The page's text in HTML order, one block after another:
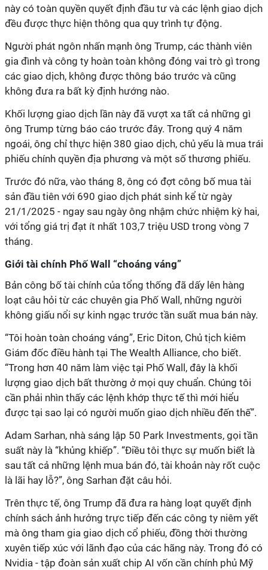
này có toàn quyền quyết định đầu tư và các lệnh giao dịch
đều được thực hiện thông qua quy trình tự động.
Người phát ngôn nhấn mạnh ông Trump, các thành viên
gia đình và công ty hoàn toàn không đóng vai trò gì trong
các giao dịch, không được thông báo trước và cũng
không đưa ra bất kỳ định hướng nào.
Khối lượng giao dịch lần này đã vượt xa tất cả những gì
ông Trump từng báo cáo trước đây. Trong quý 4 năm
ngoái, ông chỉ thực hiện 380 giao dịch, chủ yếu là mua trái
phiếu chính quyền địa phương và một số thương phiếu.
Trước đó nữa, vào tháng 8, ông có đợt công bố mua tài
sản đầu tiên với 690 giao dịch phát sinh kể từ ngày
21/1/2025 - ngay sau ngày ông nhậm chức nhiệm kỳ hai,
với tổng giá trị đạt ít nhất 103,7 triệu USD trong vòng 7
tháng.
Giới tài chính Phố Wall “choáng váng”
Bản công bố tài chính của tổng thống đã dấy lên hàng
loạt câu hỏi từ các chuyên gia Phố Wall, những người
không giấu nổi sự kinh ngạc trước tần suất mua bán này.
“Tôi hoàn toàn choáng váng”, Eric Diton, Chủ tịch kiêm
Giám đốc điều hành tại The Wealth Alliance, cho biết.
“Trong hơn 40 năm làm việc tại Phố Wall, đây là khối
lượng giao dịch bất thường ở mọi quy chuẩn. Chúng tôi
cần phải nhìn thấy các lệnh khớp thực tế thì mới hiểu
được tại sao lại có người muốn giao dịch nhiều đến thế”.
Adam Sarhan, nhà sáng lập 50 Park Investments, gọi tần
suất này là “khủng khiếp”. “Điều tôi thực sự muốn biết là
sau tất cả những lệnh mua bán đó, tài khoản này rốt cuộc
là lãi hay lỗ?”, ông Sarhan đặt câu hỏi.
Trên thực tế, ông Trump đã đưa ra hàng loạt quyết định
chính sách ảnh hưởng trực tiếp đến các công ty niêm yết
mà ông tham gia giao dịch cổ phiếu, đồng thời thường
xuyên tiếp xúc với lãnh đạo của các hãng này. Trong đó có
Nvidia - tập đoàn sản xuất chip AI vốn cần chính phủ Mỹ